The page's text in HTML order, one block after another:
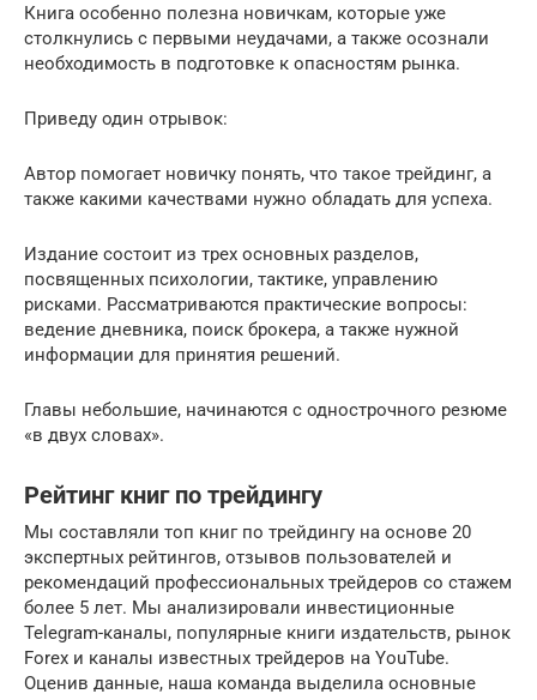
Книга особенно полезна новичкам, которые уже
столкнулись с первыми неудачами, а также осознали
необходимость в подготовке к опасностям рынка.
Приведу один отрывок:
Автор помогает новичку понять, что такое трейдинг, а
также какими качествами нужно обладать для успеха.
Издание состоит из трех основных разделов,
посвященных психологии, тактике, управлению
рисками. Рассматриваются практические вопросы:
ведение дневника, поиск брокера, а также нужной
информации для принятия решений.
Главы небольшие, начинаются с однострочного резюме
«в двух словах».
Рейтинг книг по трейдингу
Мы составляли топ книг по трейдингу на основе 20
экспертных рейтингов, отзывов пользователей и
рекомендаций профессиональных трейдеров со стажем
более 5 лет. Мы анализировали инвестиционные
Telegram-каналы, популярные книги издательств, рынок
Forex и каналы известных трейдеров на YouTube.
Оценив данные, наша команда выделила основные